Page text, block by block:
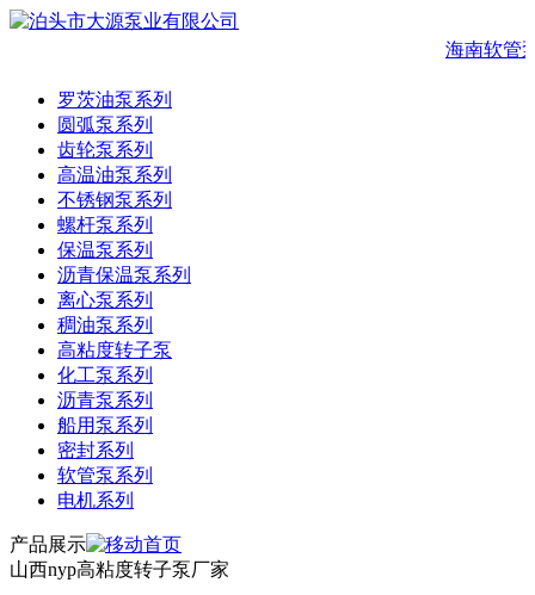
海南软管
罗茨油泵系列
圆弧泵系列
齿轮泵系列
高温油泵系列
不锈钢泵系列
螺杆泵系列
保温泵系列
沥青保温泵系列
离心泵系列
稠油泵系列
高粘度转子泵
化工泵系列
沥青泵系列
船用泵系列
密封系列
软管泵系列
电机系列
产品展示
山西nyp高粘度转子泵厂家